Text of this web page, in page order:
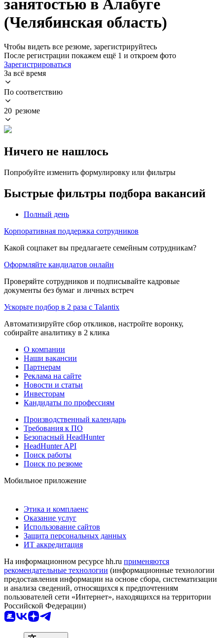
занятостью в Алабуге
(Челябинская область)
Чтобы видеть все резюме, зарегистрируйтесь
После регистрации покажем ещё 1 и откроем фото
Зарегистрироваться
За всё время
По соответствию
20 резюме
Ничего не нашлось
Попробуйте изменить формулировку или фильтры
Быстрые фильтры подбора вакансий
Полный день
Корпоративная поддержка сотрудников
Какой соцпакет вы предлагаете семейным сотрудникам?
Оформляйте кандидатов онлайн
Проверяйте сотрудников и подписывайте кадровые
документы без бумаг и личных встреч
Ускорьте подбор в 2 раза с Talantix
Автоматизируйте сбор откликов, настройте воронку,
собирайте аналитику в 2 клика
О компании
Наши вакансии
Партнерам
Реклама на сайте
Новости и статьи
Инвесторам
Кандидаты по профессиям
Производственный календарь
Требования к ПО
Безопасный HeadHunter
HeadHunter API
Поиск работы
Поиск по резюме
Мобильное приложение
Этика и комплаенс
Оказание услуг
Использование сайтов
Защита персональных данных
ИТ аккредитация
На информационном ресурсе hh.ru применяются
рекомендательные технологии (информационные технологии
предоставления информации на основе сбора, систематизации
и анализа сведений, относящихся к предпочтениям
пользователей сети «Интернет», находящихся на территории
Российской Федерации)